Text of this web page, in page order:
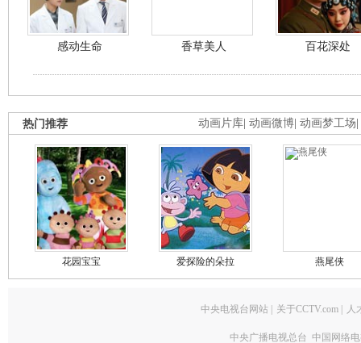
感动生命 香草美人 百花深处
动画片库 动画微博 动画梦工场
热门推荐
花园宝宝 爱探险的朵拉 燕尾侠
中央电视台网站 关于CCTV.com 人
中央广播电视总台 中国网络